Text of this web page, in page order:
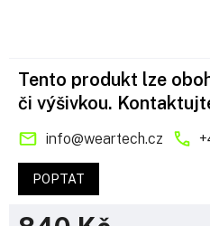
Tento produkt lze
či výšivkou.
info@weartech.cz
POPTAT